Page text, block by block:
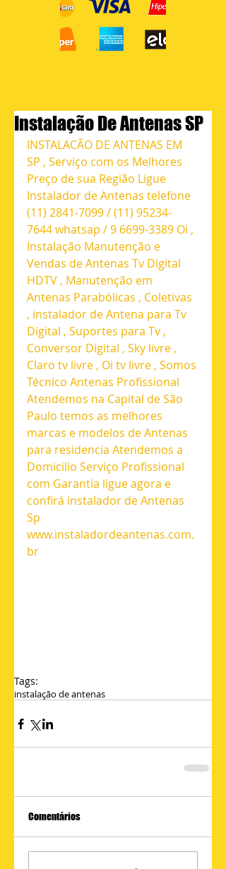
Instalação De Antenas SP
INSTALACÃO DE ANTENAS EM
SP , Serviço com os Melhores
Preço de sua Região Ligue
Instalador de Antenas telefone
(11) 2841-7099 / (11) 95234-
7644 whatsap / 9 6699-3389 Oi ,
Instalação Manutenção e
Vendas de Antenas Tv Digital
HDTV , Manutenção em
Antenas Parabólicas , Coletivas
, instalador de Antena para Tv
Digital , Suportes para Tv ,
Conversor Digital , Sky livre ,
Claro tv livre , Oi tv livre , Somos
Técnico Antenas Profissional
Atendemos na Capital de São
Paulo temos as melhores
marcas e modelos de Antenas
para residencia Atendemos a
Domicilio Serviço Profissional
com Garantia ligue agora e
confirá instalador de Antenas
Sp
www.instaladordeantenas.com.
br
Tags:
instalação de antenas
Comentários